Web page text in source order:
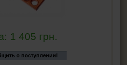
1 405 грн.
о поступлении!